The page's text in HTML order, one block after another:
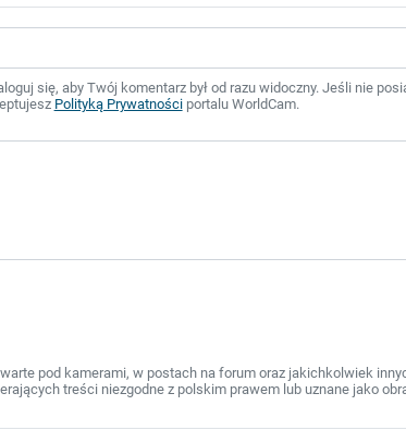
się, aby Twój komentarz był od razu widoczny. Jeśli nie
Polityką Prywatnościportalu WorldCam.
pod kamerami, w postach na forum oraz jakichkolwiek
treści niezgodne z polskim prawem lub uznane jako